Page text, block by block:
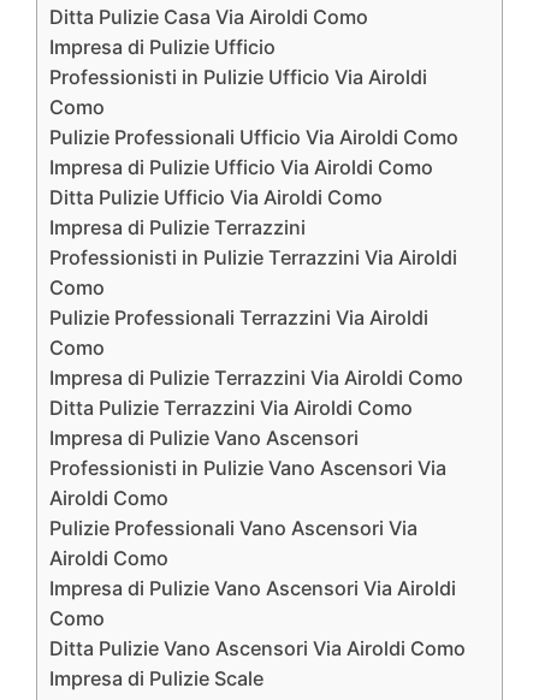
Ditta Pulizie Casa Via Airoldi Como
Impresa di Pulizie Ufficio
Professionisti in Pulizie Ufficio Via Airoldi
Como
Pulizie Professionali Ufficio Via Airoldi Como
Impresa di Pulizie Ufficio Via Airoldi Como
Ditta Pulizie Ufficio Via Airoldi Como
Impresa di Pulizie Terrazzini
Professionisti in Pulizie Terrazzini Via Airoldi
Como
Pulizie Professionali Terrazzini Via Airoldi
Como
Impresa di Pulizie Terrazzini Via Airoldi Como
Ditta Pulizie Terrazzini Via Airoldi Como
Impresa di Pulizie Vano Ascensori
Professionisti in Pulizie Vano Ascensori Via
Airoldi Como
Pulizie Professionali Vano Ascensori Via
Airoldi Como
Impresa di Pulizie Vano Ascensori Via Airoldi
Como
Ditta Pulizie Vano Ascensori Via Airoldi Como
Impresa di Pulizie Scale